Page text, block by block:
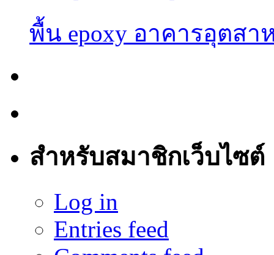
พื้น epoxy อาคารอุตส
สำหรับสมาชิกเว็บไซต์
Log in
Entries feed